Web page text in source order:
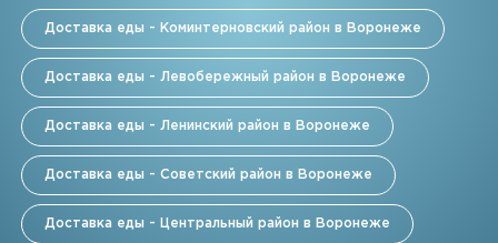
Доставка еды - Коминтерновский район в Воронеже
Доставка еды - Левобережный район в Воронеже
Доставка еды - Ленинский район в Воронеже
Доставка еды - Советский район в Воронеже
Доставка еды - Центральный район в Воронеже